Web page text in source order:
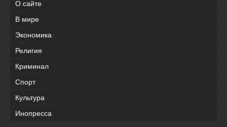
О сайте
В мире
Экономика
Религия
Криминал
Спорт
Культура
Инопресса